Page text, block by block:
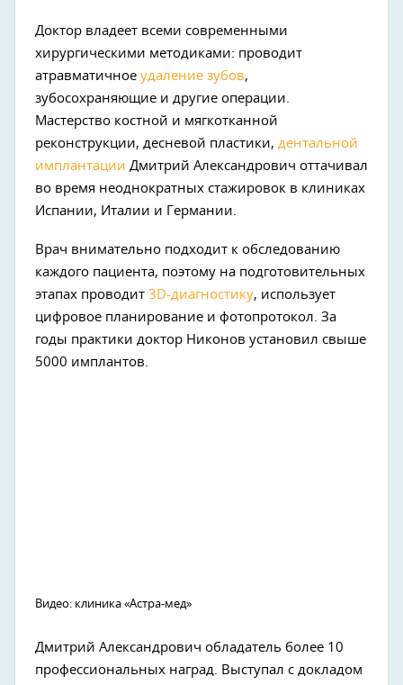
Доктор владеет всеми современными
хирургическими методиками: проводит
атравматичное удаление зубов,
зубосохраняющие и другие операции.
Мастерство костной и мягкотканной
реконструкции, десневой пластики, дентальной
имплантации Дмитрий Александрович оттачивал
во время неоднократных стажировок в клиниках
Испании, Италии и Германии.
Врач внимательно подходит к обследованию
каждого пациента, поэтому на подготовительных
этапах проводит 3D-диагностику, использует
цифровое планирование и фотопротокол. За
годы практики доктор Никонов установил свыше
5000 имплантов.
Видео: клиника «Астра-мед»
Дмитрий Александрович обладатель более 10
профессиональных наград. Выступал с докладом